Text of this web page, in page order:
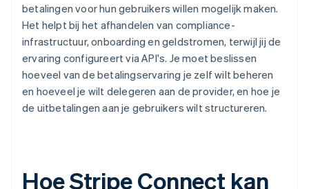
betalingen voor hun gebruikers willen mogelijk maken.
Het helpt bij het afhandelen van compliance-
infrastructuur, onboarding en geldstromen, terwijl jij de
ervaring configureert via API's. Je moet beslissen
hoeveel van de betalingservaring je zelf wilt beheren
en hoeveel je wilt delegeren aan de provider, en hoe je
de uitbetalingen aan je gebruikers wilt structureren.
Hoe Stripe Connect kan